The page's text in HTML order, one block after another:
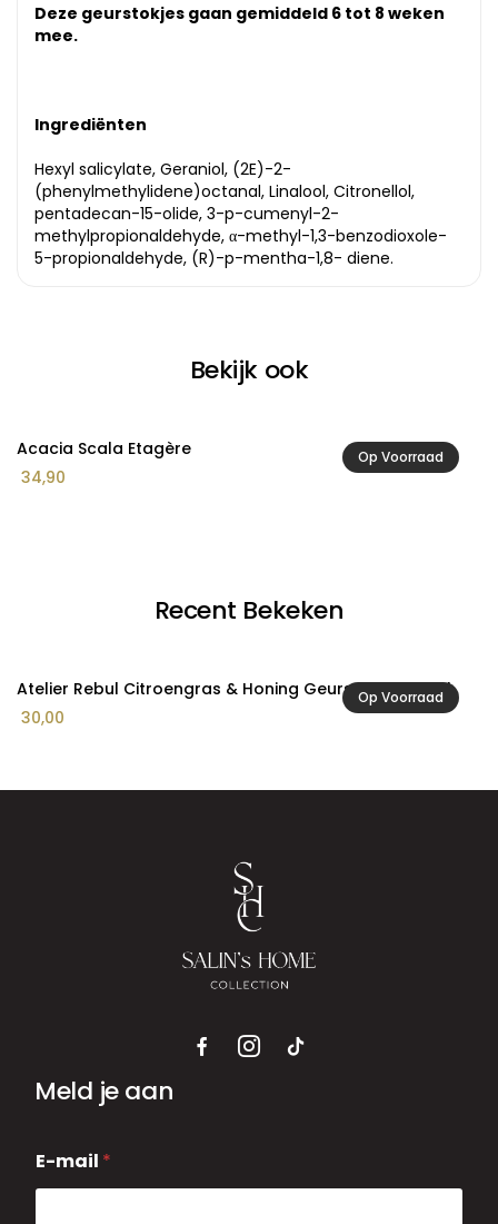
Deze geurstokjes gaan gemiddeld 6 tot 8 weken
mee.
Ingrediënten
Hexyl salicylate, Geraniol, (2E)-2-
(phenylmethylidene)octanal, Linalool, Citronellol,
pentadecan-15-olide, 3-p-cumenyl-2-
methylpropionaldehyde, α-methyl-1,3-benzodioxole-
5-propionaldehyde, (R)-p-mentha-1,8- diene.
Bekijk ook
Op Voorraad
Acacia Scala Etagère
34,90
Recent Bekeken
Op Voorraad
Atelier Rebul Citroengras & Honing Geurstokjes 120ml
30,00
Meld je aan
-
m
E-mail *